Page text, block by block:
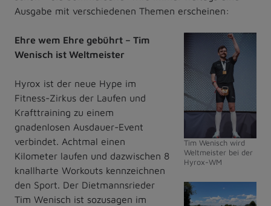
Ausgabe mit verschiedenen Themen erscheinen:
Tim Wenisch wird
Weltmeister bei der
Hyrox-WM
Ehre wem Ehre gebührt – Tim
Wenisch ist Weltmeister
Hyrox ist der neue Hype im
Fitness-Zirkus der Laufen und
Krafttraining zu einem
gnadenlosen Ausdauer-Event
verbindet. Achtmal einen
Kilometer laufen und dazwischen 8
knallharte Workouts kennzeichnen
den Sport. Der Dietmannsrieder
Tim Wenisch ist sozusagen im